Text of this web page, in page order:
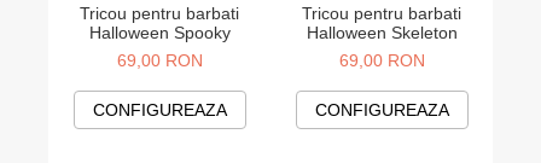
Tricou pentru barbati
Halloween Spooky
69,00 RON
CONFIGUREAZA
Tricou pentru barbati
Halloween Skeleton
69,00 RON
CONFIGUREAZA